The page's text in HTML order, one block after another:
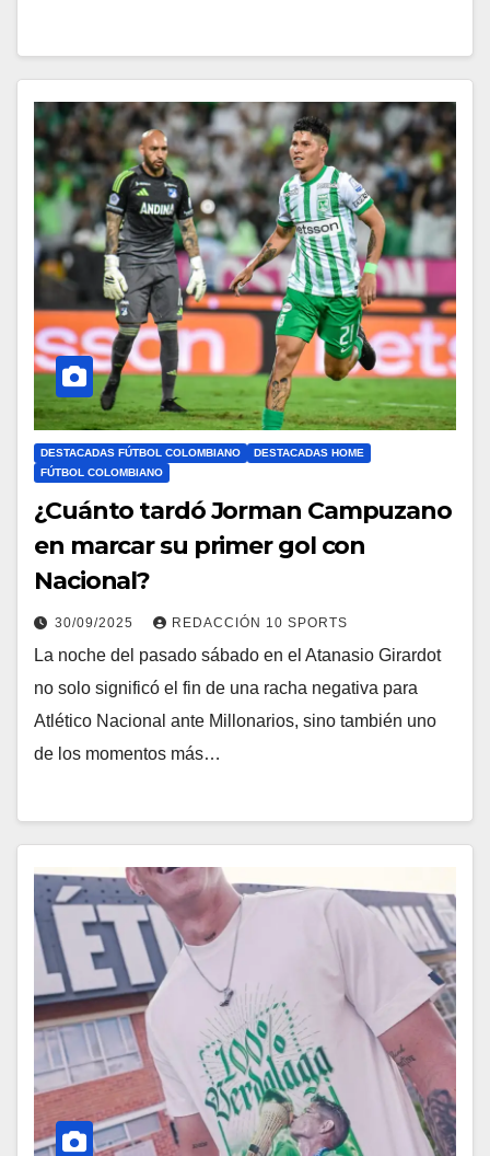
DESTACADAS FÚTBOL COLOMBIANO
DESTACADAS HOME
FÚTBOL COLOMBIANO
¿Cuánto tardó Jorman Campuzano
en marcar su primer gol con
Nacional?
30/09/2025 REDACCIÓN 10 SPORTS
La noche del pasado sábado en el Atanasio Girardot
no solo significó el fin de una racha negativa para
Atlético Nacional ante Millonarios, sino también uno
de los momentos más…